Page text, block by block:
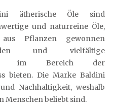
ätherische Öle sind
und naturreine Öle,
Pflanzen gewonnen
und vielfältige
im Bereich der
bieten. Die Marke Baldini
Nachhaltigkeit, weshalb
Menschen beliebt sind.